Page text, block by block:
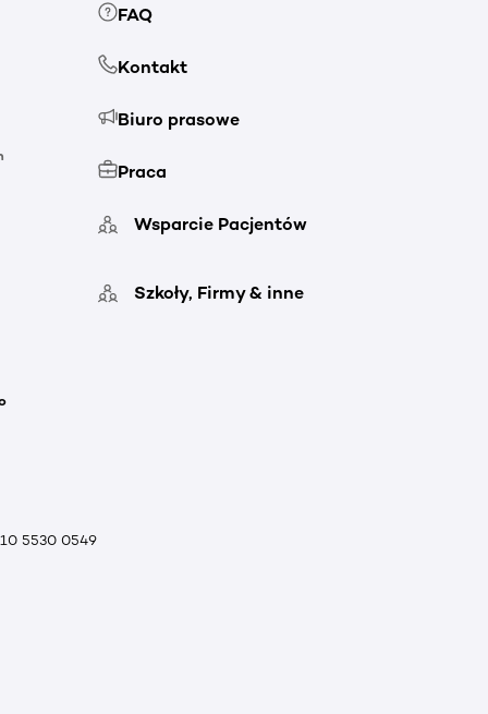
FAQ
Kontakt
Biuro prasowe
Praca
Wsparcie Pacjentów
Szkoły, Firmy & inne
5530 0549